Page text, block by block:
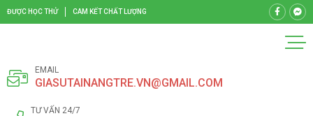
ĐƯỢC HỌC THỬ CAM KẾT CHẤT LƯỢNG
EMAIL
GIASUTAINANGTRE.VN@GMAIL.COM
TƯ VẤN 24/7